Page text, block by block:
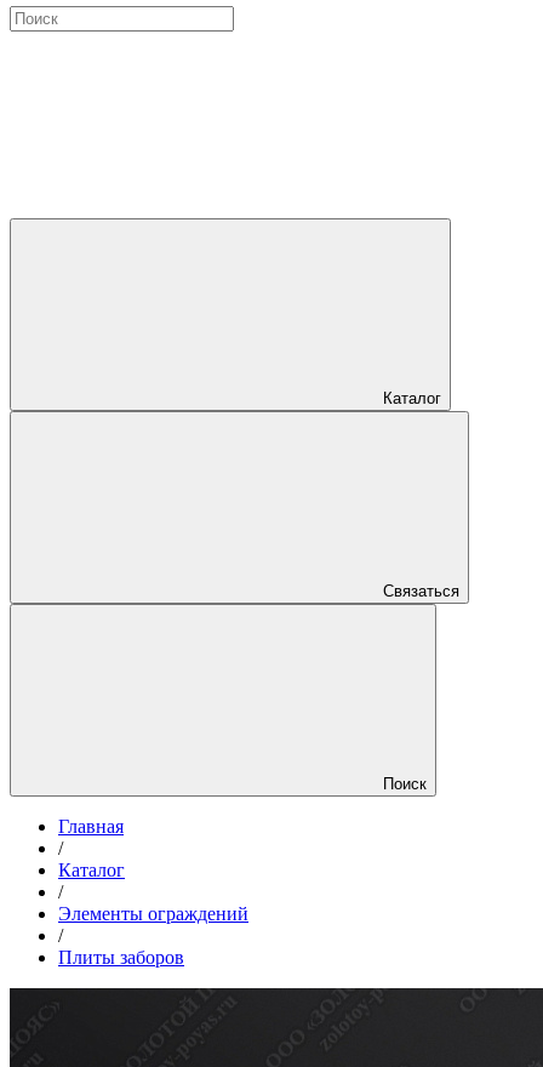
Каталог
Связаться
Поиск
Главная
/
Каталог
/
Элементы ограждений
/
Плиты заборов